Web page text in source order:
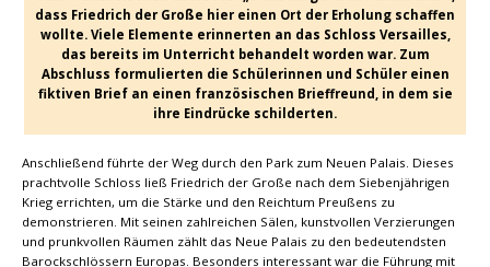
dass Friedrich der Große hier einen Ort der Erholung schaffen
wollte. Viele Elemente erinnerten an das Schloss Versailles,
das bereits im Unterricht behandelt worden war. Zum
Abschluss formulierten die Schülerinnen und Schüler einen
fiktiven Brief an einen französischen Brieffreund, in dem sie
ihre Eindrücke schilderten.
Anschließend führte der Weg durch den Park zum Neuen Palais. Dieses
prachtvolle Schloss ließ Friedrich der Große nach dem Siebenjährigen
Krieg errichten, um die Stärke und den Reichtum Preußens zu
demonstrieren. Mit seinen zahlreichen Sälen, kunstvollen Verzierungen
und prunkvollen Räumen zählt das Neue Palais zu den bedeutendsten
Barockschlössern Europas. Besonders interessant war die Führung mit